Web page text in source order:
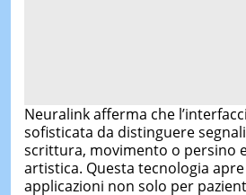
Neuralink afferma che
sofisticata da distinguere
scrittura, movimento o persino
artistica. Questa tecnologia
applicazioni non solo per